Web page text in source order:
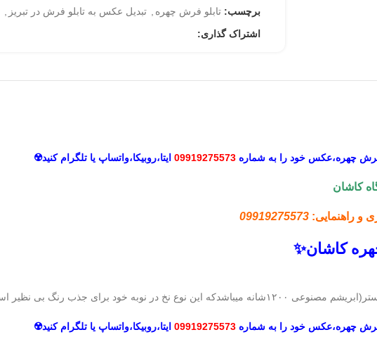
برچسب: تابلو فرش چهره تبدیل عکس به تابلو فرش در تبریز
اشتراک گذاری:
چهره،عکس خود را به شماره 09919275573 ایتا،روبیکا،واتساپ یا تلگرام کنید☢️
کاشان
و راهنمایی: 09919275573
کاشان✨
برای جذب رنگ بی نظیر است.قیمت تابلو فرش چاپی
فرش چهره،عکس خود را به شماره 09919275573 ایتا،روبیکا،واتساپ یا تلگرام کنید☢️